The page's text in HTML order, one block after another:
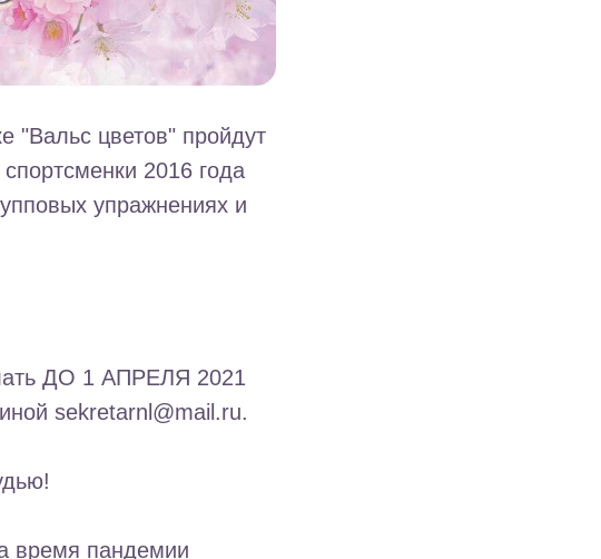
"Вальс цветов" пройдут
2016 года
упражнениях и
ДО 1 АПРЕЛЯ 2021
sekretarnl@mail.ru.
время пандемии